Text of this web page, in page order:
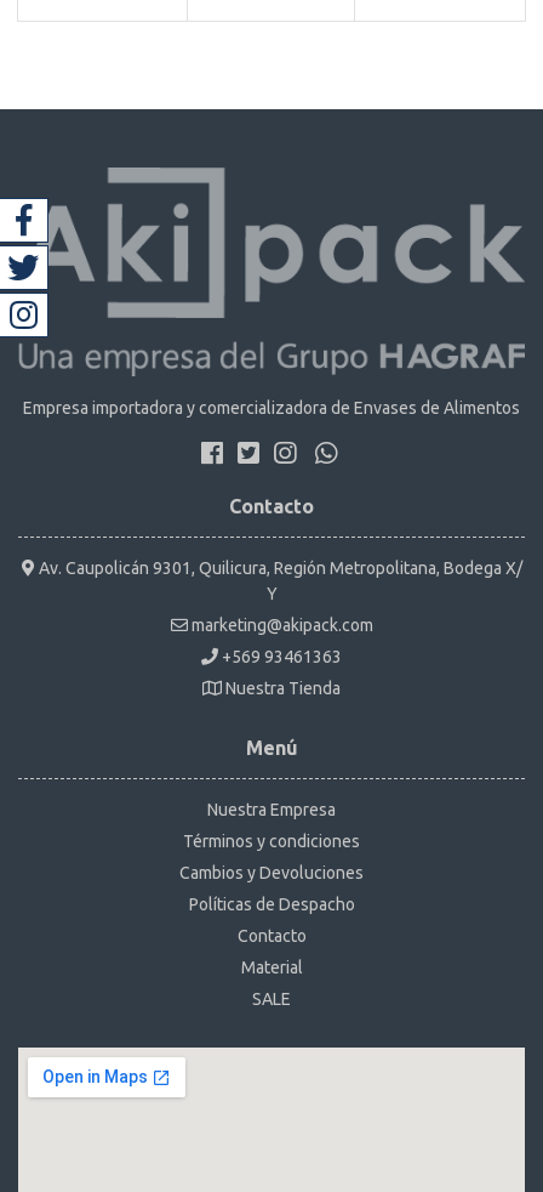
Empresa importadora y comercializadora de Envases de Alimentos
Contacto
Av. Caupolicán 9301, Quilicura, Región Metropolitana, Bodega X/
Y
marketing@akipack.com
+569 93461363
Nuestra Tienda
Menú
Nuestra Empresa
Términos y condiciones
Cambios y Devoluciones
Políticas de Despacho
Contacto
Material
SALE